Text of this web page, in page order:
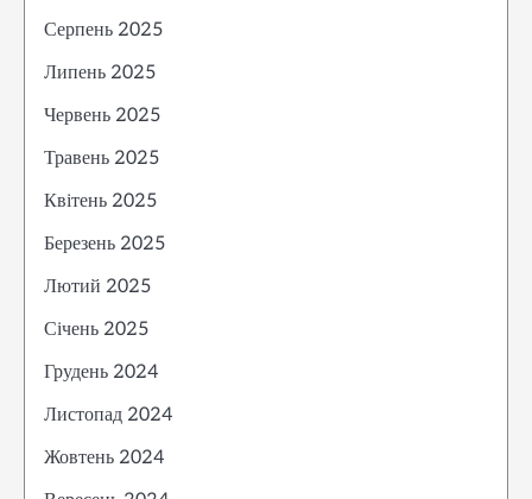
Серпень 2025
Липень 2025
Червень 2025
Травень 2025
Квітень 2025
Березень 2025
Лютий 2025
Січень 2025
Грудень 2024
Листопад 2024
Жовтень 2024